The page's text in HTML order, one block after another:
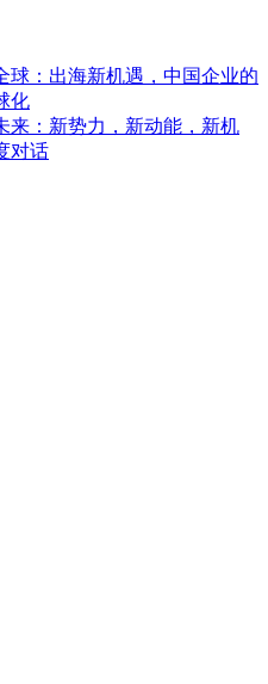
：出海新机遇，中国企业的
化
：新势力，新动能，新机
对话